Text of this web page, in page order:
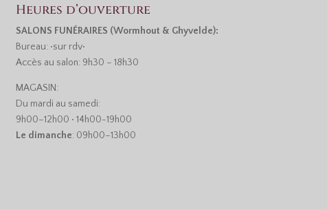
Heures d’ouverture
SALONS FUNÉRAIRES (Wormhout & Ghyvelde):
Bureau: •sur rdv•
Accès au salon: 9h30 – 18h30
MAGASIN:
Du mardi au samedi:
9h00–12h00 • 14h00-19h00
Le dimanche: 09h00–13h00